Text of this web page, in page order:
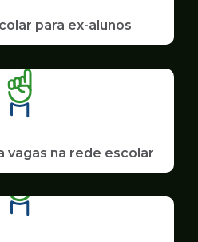
para ex-alunos
vagas na rede escolar